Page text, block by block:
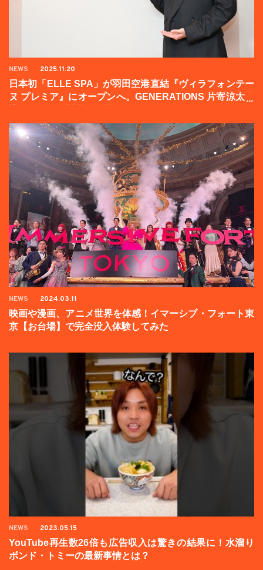
NEWS 2025.11.20
日本初「ELLE SPA」が羽田空港直結『ヴィラフォンテー
ヌ プレミア』にオープンへ。GENERATIONS 片寄涼太登
NEWS 2024.03.11
映画や漫画、アニメ世界を体感！イマーシブ・フォート東
京【お台場】で完全没入体験してみた
NEWS 2023.05.15
YouTube再生数26倍も広告収入は驚きの結果に！水溜り
ボンド・トミーの最新事情とは？